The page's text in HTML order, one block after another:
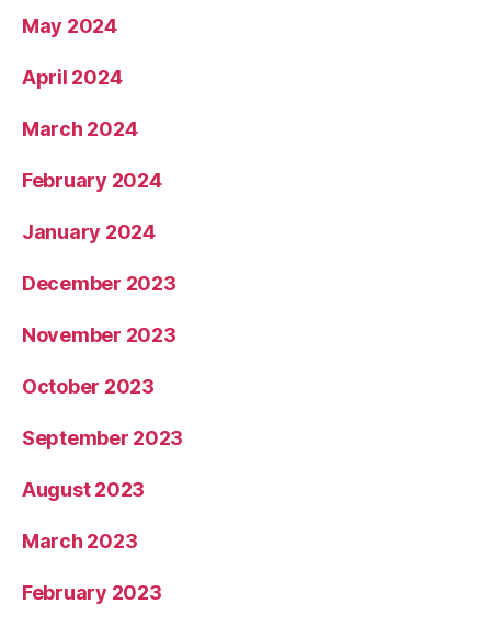
May 2024
April 2024
March 2024
February 2024
January 2024
December 2023
November 2023
October 2023
September 2023
August 2023
March 2023
February 2023